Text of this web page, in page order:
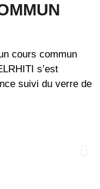
cours commun
s’est
suivi du verre de